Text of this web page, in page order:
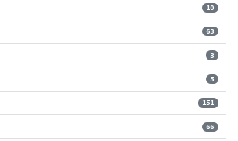
10
63
3
5
151
66